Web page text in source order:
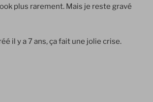
plus rarement. Mais je reste gravé
il y a 7 ans, ça fait une jolie crise.